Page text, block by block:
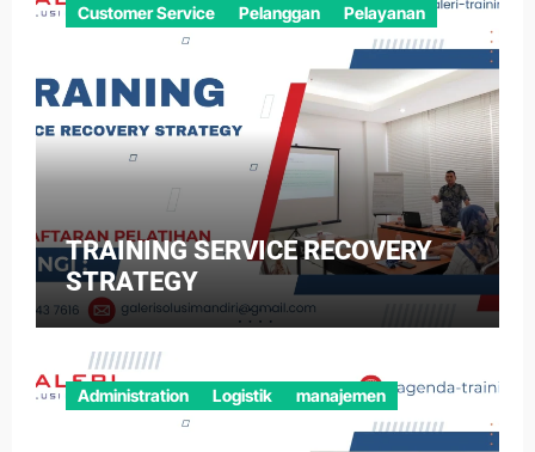
Customer Service Pelanggan Pelayanan
TRAINING SERVICE RECOVERY
STRATEGY
Administration Logistik manajemen